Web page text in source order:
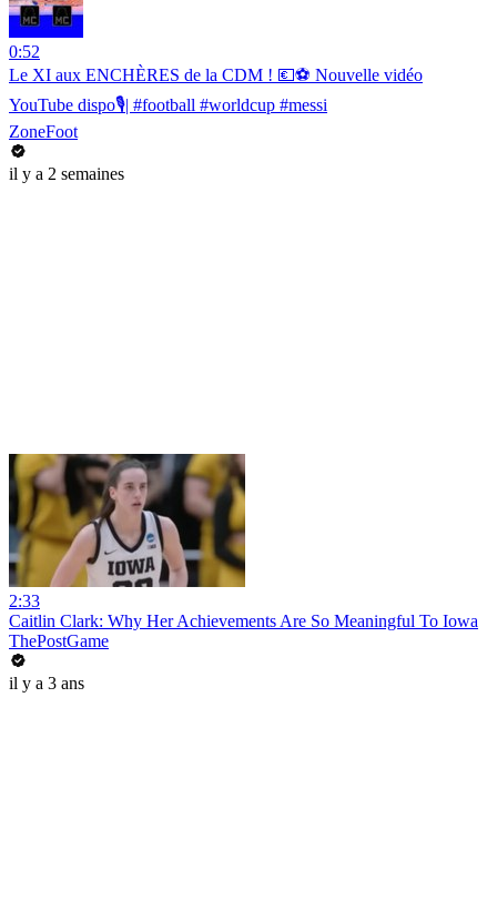
0:52
Le XI aux ENCHÈRES de la CDM ! 💶⚽️ Nouvelle vidéo
YouTube dispo🎙️| #football #worldcup #messi
ZoneFoot
il y a 2 semaines
2:33
Caitlin Clark: Why Her Achievements Are So Meaningful To Iowa
ThePostGame
il y a 3 ans